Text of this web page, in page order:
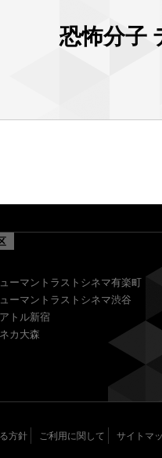
恐怖分子
ーマントラストシネマ有楽町
ーマントラストシネマ渋谷
トル新宿
カ大森
方針 ご利用に関して サイトマ